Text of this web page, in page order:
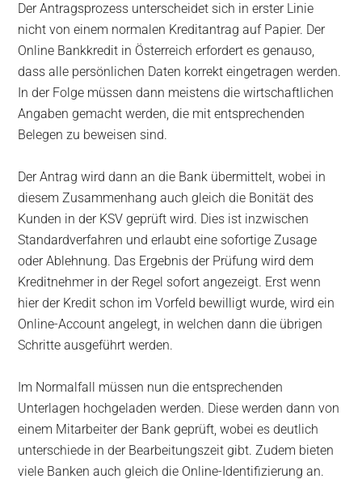
Der Antragsprozess unterscheidet sich in erster Linie
nicht von einem normalen Kreditantrag auf Papier. Der
Online Bankkredit in Österreich erfordert es genauso,
dass alle persönlichen Daten korrekt eingetragen werden.
In der Folge müssen dann meistens die wirtschaftlichen
Angaben gemacht werden, die mit entsprechenden
Belegen zu beweisen sind.
Der Antrag wird dann an die Bank übermittelt, wobei in
diesem Zusammenhang auch gleich die Bonität des
Kunden in der KSV geprüft wird. Dies ist inzwischen
Standardverfahren und erlaubt eine sofortige Zusage
oder Ablehnung. Das Ergebnis der Prüfung wird dem
Kreditnehmer in der Regel sofort angezeigt. Erst wenn
hier der Kredit schon im Vorfeld bewilligt wurde, wird ein
Online-Account angelegt, in welchen dann die übrigen
Schritte ausgeführt werden.
Im Normalfall müssen nun die entsprechenden
Unterlagen hochgeladen werden. Diese werden dann von
einem Mitarbeiter der Bank geprüft, wobei es deutlich
unterschiede in der Bearbeitungszeit gibt. Zudem bieten
viele Banken auch gleich die Online-Identifizierung an.